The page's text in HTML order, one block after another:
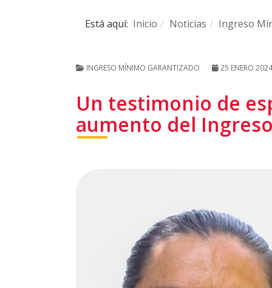
Está aquí: Inicio Noticias Ingreso
INGRESO MÍNIMO GARANTIZADO 25 ENERO 2024
Un testimonio de
aumento del